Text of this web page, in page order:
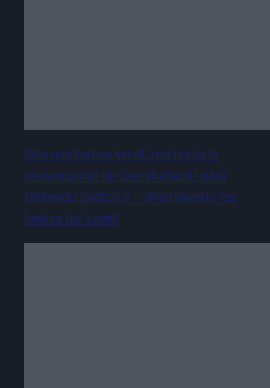
Nos montamos en el tren hacia la
presentación de Denshattack! para
Nintendo Switch 2 – ¡Rompiendo los
límites del carril!